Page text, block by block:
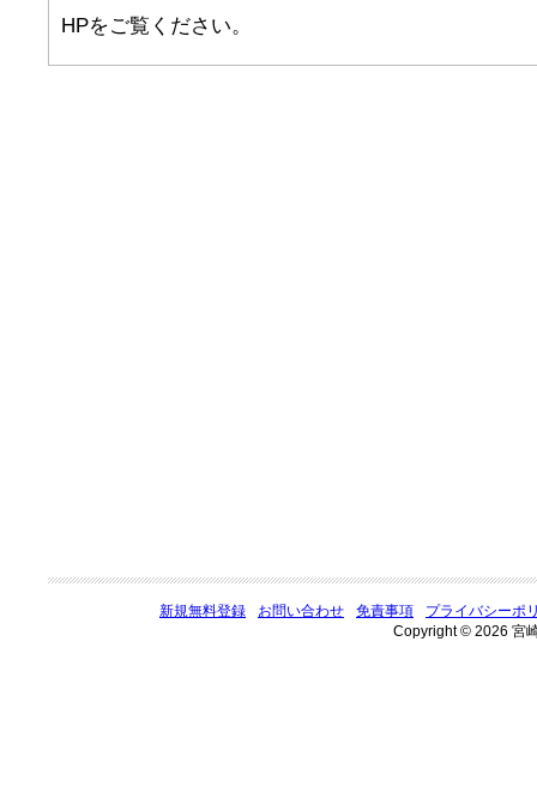
HPをご覧ください。
新規無料登録 お問い合わせ 免責事項
プライバシーポ
Copyright © 2026 宮